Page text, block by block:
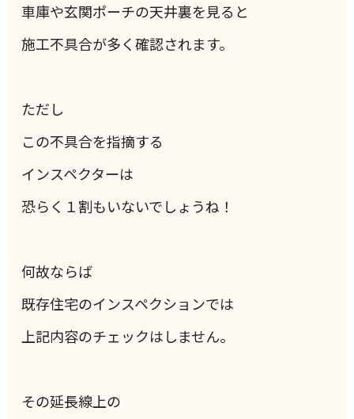
車庫や玄関ポーチの天井裏を見ると
施工不具合が多く確認されます。
ただし
この不具合を指摘する
インスペクターは
恐らく１割もいないでしょうね！
何故ならば
既存住宅のインスペクションでは
上記内容のチェックはしません。
その延長線上の